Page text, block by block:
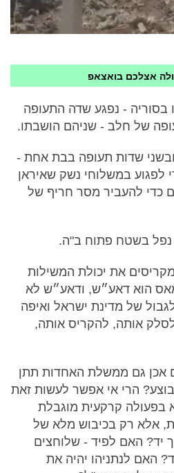
אצלכם בואצאפ
בסוריה - נפגע שדה התעופה
של חלב - שניהם הושבתו.
שדות תעופה בבת אחת -
לפגוע במשלוחי נשק שאיראן
כדי להעביר מסר חריף של
נפל בשטח פתוח ב"ה.
את יכולת המשילות
הוא דאע״ש, ודאע״ש לא
של מדינת ישראל ואיפה
אותה, להקריס אותה,
אכן גם ממשלת האחדות תתן
הרי אי אפשר לעשות זאת
בפעולה קרקעית מוגבלת
אלא רק בכיבוש מלא של
יד? האם לפיד - שלוחצים
האם לנתניהו יהיה את